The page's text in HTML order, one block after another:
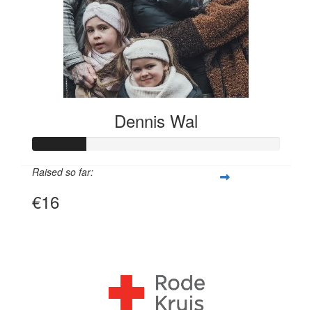
Dennis Wal
Raised so far:
€16